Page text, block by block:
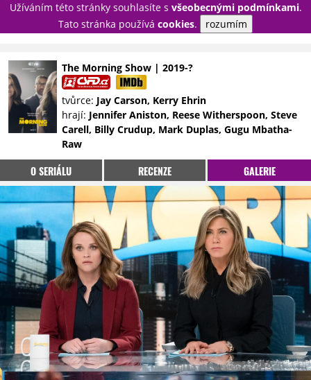
Užíváním této stránky souhlasíte s všeobecnými podmínkami.
Tato stránka používá cookies. rozumím
PŘIHLÁSIT
NOVINKY
TÉMATA
RECENZE
EPIZODY
KULT
TRAILERY
GALERIE
DISKUZE
STATISTIKY
TIRÁŽ
The Morning Show | 2019-?
tvůrce: Jay Carson, Kerry Ehrin
hrají: Jennifer Aniston, Reese Witherspoon, Steve
Carell, Billy Crudup, Mark Duplas, Gugu Mbatha-
Raw
O SERIÁLU RECENZE GALERIE